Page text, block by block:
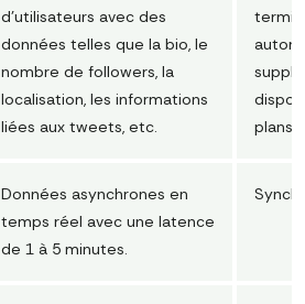
d'utilisateurs avec des
données telles que la bio, le
nombre de followers, la
localisation, les informations
liées aux tweets, etc.
plans
Données asynchrones en
temps réel avec une latence
de 1 à 5 minutes.